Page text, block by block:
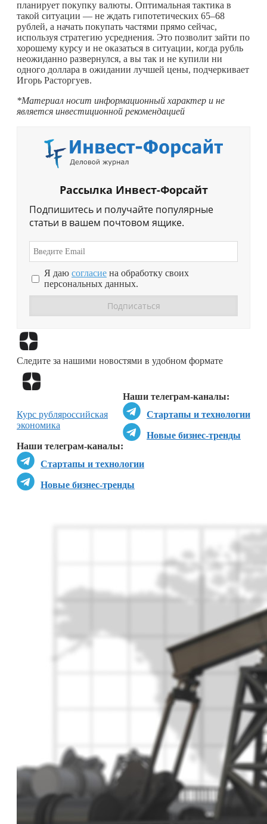
планирует покупку валюты. Оптимальная тактика в
такой ситуации — не ждать гипотетических 65–68
рублей, а начать покупать частями прямо сейчас,
используя стратегию усреднения. Это позволит зайти по
хорошему курсу и не оказаться в ситуации, когда рубль
неожиданно развернулся, а вы так и не купили ни
одного доллара в ожидании лучшей цены, подчеркивает
Игорь Расторгуев.
*Материал носит информационный характер и не
является инвестиционной рекомендацией
Рассылка Инвест-Форсайт
Подпишитесь и получайте популярные
статьи в вашем почтовом ящике.
Я даю согласие на обработку своих
персональных данных.
Следите за нашими новостями в удобном формате
Наши телеграм-каналы:
Стартапы и технологии
Новые бизнес-тренды
Наши телеграм-каналы:
Стартапы и технологии
Новые бизнес-тренды
Курс рубляроссийская
экономика